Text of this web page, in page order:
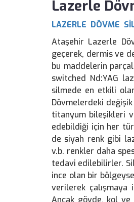
Lazerle
LAZERLE DÖVME
Ataşehir Lazerle
geçerek, dermis ve
bu maddelerin
switched Nd:YAG
silmede en etkili
Dövmelerdeki
titanyum bileşikleri
edebildiği için her
de siyah renk gibi
v.b. renkler daha
tedavi edilebilirler.
ince olan bir
verilerek çalışmaya
Ancak gövde, kol